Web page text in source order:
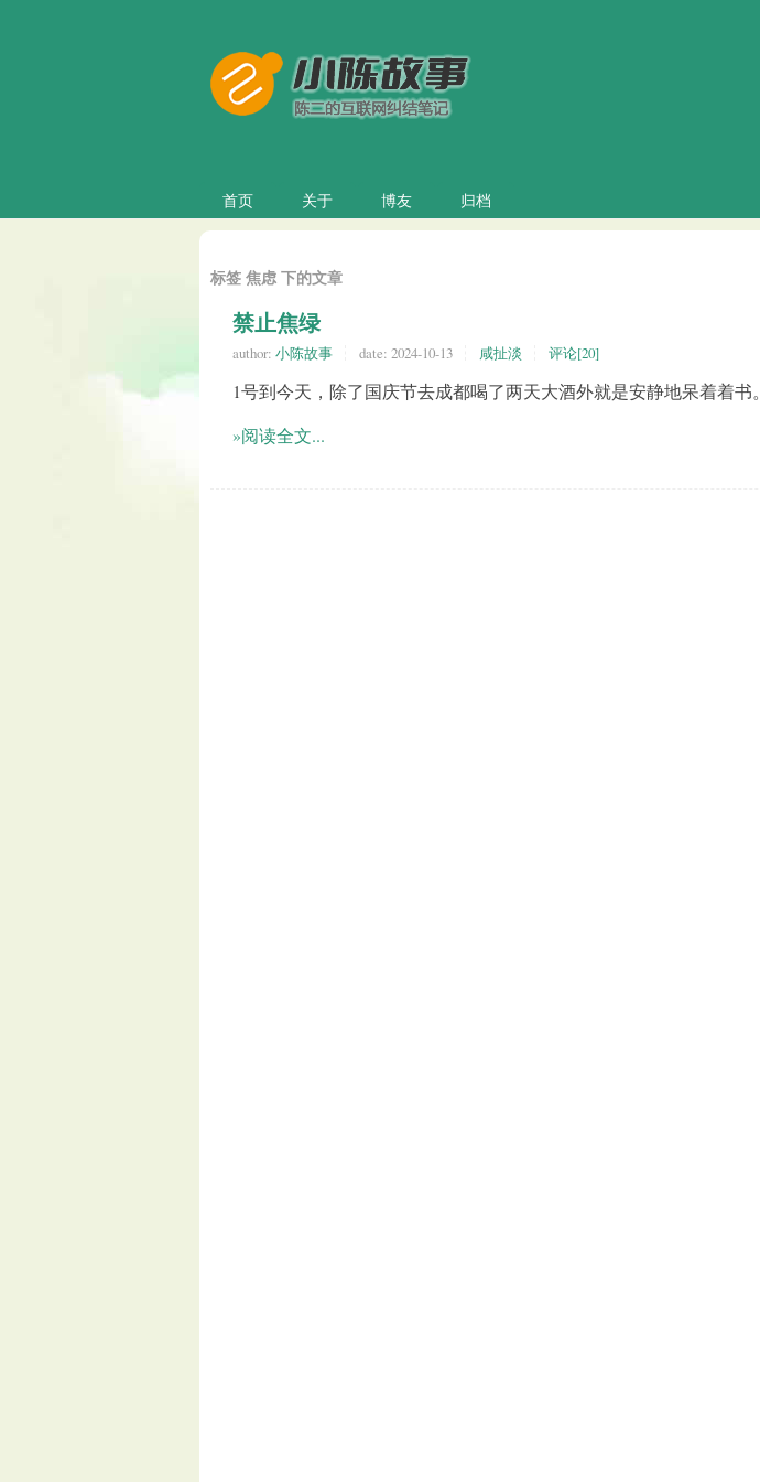
首页 关于 博友 归档
标签 焦虑 下的文章
禁止焦绿
author: 小陈故事 date: 2024-10-13 咸扯淡 评论[20]
1号到今天，除了国庆节去成都喝了两天大酒外就是安静地呆着着书。
»阅读全文...